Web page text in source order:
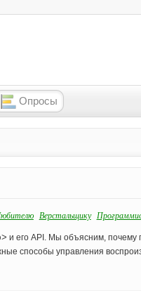
Опросы
Верстальщику
и его API. Мы объясним, почему
способы управления